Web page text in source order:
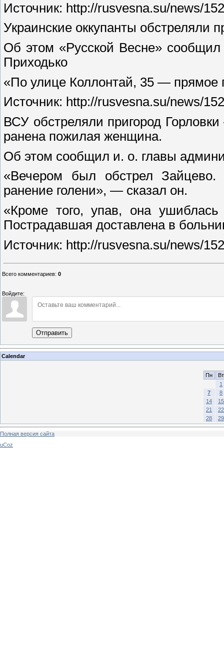
Источник: http://rusvesna.su/news/
Украинские оккупанты обстреляли
Об этом «Русской Весне»
Приходько
«По улице Коллонтай, 35 — прямое
Источник: http://rusvesna.su/news/
ВСУ обстреляли пригород
ранена пожилая женщина.
Об этом сообщил и. о. главы
«Вечером был обстрел
ранение голени», — сказал он.
«Кроме того, упав, она
Пострадавшая доставлена в
Источник: http://rusvesna.su/news/
Всего комментариев: 0
Войдите:
Отправить
Calendar
Пн
Вт
1
7
8
14
15
21
22
28
29
Полная версия сайта
uCoz